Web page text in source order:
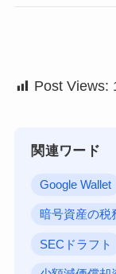
Post Views:
関連ワード
Google Wallet
暗号資産の税
SECドラフト